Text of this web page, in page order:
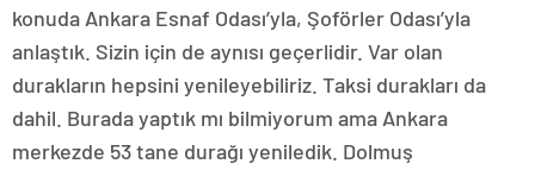
konuda Ankara Esnaf Odası’yla, Şoförler Odası’yla
anlaştık. Sizin için de aynısı geçerlidir. Var olan
durakların hepsini yenileyebiliriz. Taksi durakları da
dahil. Burada yaptık mı bilmiyorum ama Ankara
merkezde 53 tane durağı yeniledik. Dolmuş